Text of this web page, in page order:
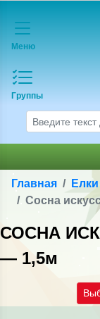
Меню
Группы
Главная
Сосна
СОСНА
— 1,5м